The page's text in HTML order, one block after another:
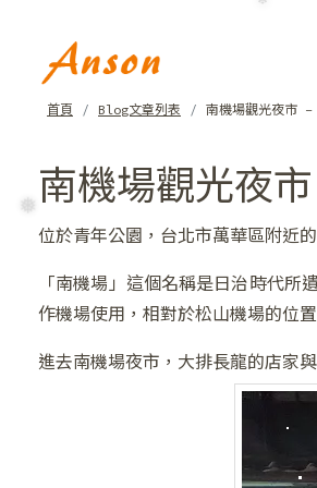
首頁 Blog文章列表 南機場觀光夜市
南機場觀光夜
位於青年公園，台北市萬華區附近
「南機場」這個名稱是日治時代
作機場使用，相對於松山機場的位
進去南機場夜市，大排長龍的店家